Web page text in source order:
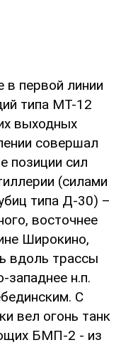
в первой линии
типа МТ-12
выходных
совершал
позиции сил
(силами
типа Д-30) –
восточнее
Широкино,
вдоль трассы
н.п.
С
вел огонь танк
БМП-2 - из